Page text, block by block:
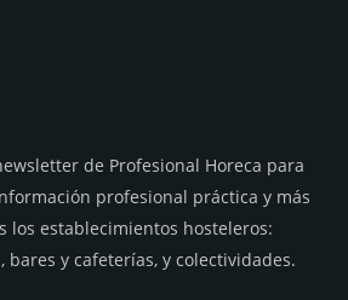
de Profesional Horeca para
profesional práctica y más
los establecimientos hosteleros:
bares y cafeterías, y colectividades.